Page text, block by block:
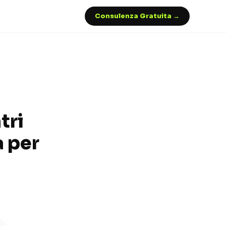
Consulenza Gratuita →
per